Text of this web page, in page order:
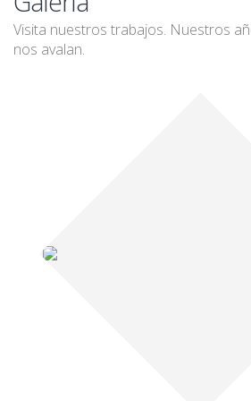
Visita nuestros trabajos. Nuestros
nos avalan.